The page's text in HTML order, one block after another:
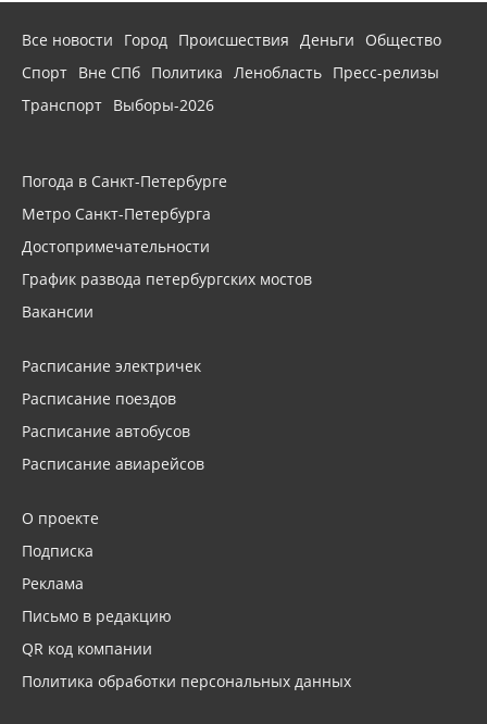
Все новости Город Происшествия Деньги
Общество
Спорт Вне СПб Политика Ленобласть Пресс-релизы
Транспорт Выборы-2026
Погода в Санкт-Петербурге
Метро Санкт-Петербурга
Достопримечательности
График развода петербургских мостов
Вакансии
Расписание электричек
Расписание поездов
Расписание автобусов
Расписание авиарейсов
О проекте
Подписка
Реклама
Письмо в редакцию
QR код компании
Политика обработки персональных данных